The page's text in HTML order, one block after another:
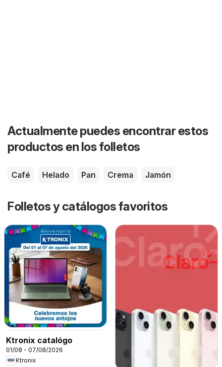
Actualmente puedes encontrar estos
productos en los folletos
Café Helado Pan Crema Jamón
Folletos y catálogos favoritos
Ktronix catalógo
01/08 - 07/08/2026
Ktronix